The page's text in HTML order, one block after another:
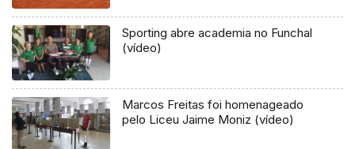
Sporting abre academia no Funchal
(vídeo)
Marcos Freitas foi homenageado
pelo Liceu Jaime Moniz (vídeo)